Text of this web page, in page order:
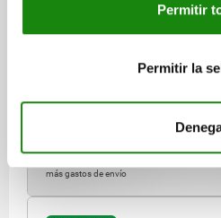
Permitir
Permitir la
LONGITUD=100 CARRERA S=68,5
CAPACIDAD DE
Referencia:21333-95-20100
$659.79
más gastos de envío